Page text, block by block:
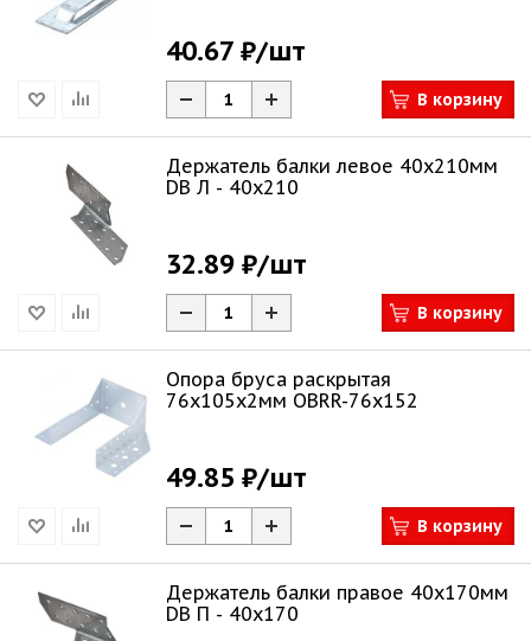
40.67 ₽/шт
В корзину
Держатель балки левое 40х210мм
DB Л - 40x210
32.89 ₽/шт
В корзину
Опора бруса раскрытая
76х105х2мм OBRR-76x152
49.85 ₽/шт
В корзину
Держатель балки правое 40х170мм
DB П - 40x170